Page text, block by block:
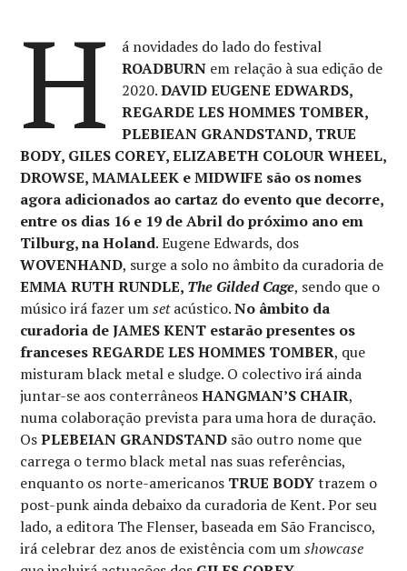
H
á novidades do lado do festival
ROADBURNem relação à sua edição de
2020.DAVID EUGENE EDWARDS,
REGARDE LES HOMMES TOMBER,
PLEBIEAN GRANDSTAND, TRUE
BODY, GILES COREY, ELIZABETH COLOUR WHEEL,
DROWSE, MAMALEEK e MIDWIFE são os nomes
agora adicionados ao cartaz do evento que decorre,
entre os dias 16 e 19 de Abril do próximo ano em
Tilburg, na Holand. Eugene Edwards, dos
WOVENHAND, surge a solo no âmbito da curadoria de
EMMA RUTH RUNDLE, The Gilded Cage, sendo que o
músico irá fazer umsetacústico.No âmbito da
curadoria de JAMES KENT estarão presentes os
franceses REGARDE LES HOMMES TOMBER, que
misturam black metal e sludge. O colectivo irá ainda
juntar-se aos conterrâneosHANGMAN’S CHAIR,
numa colaboração prevista para uma hora de duração.
OsPLEBEIAN GRANDSTAND são outro nome que
carrega o termo black metal nas suas referências,
enquanto os norte-americanos TRUE BODYtrazem o
post-punk ainda debaixo da curadoria de Kent. Por seu
lado, a editora The Flenser, baseada em São Francisco,
irá celebrar dez anos de existência com umshowcase